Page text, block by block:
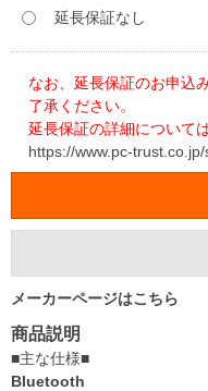
延長保証なし
なお、延長保証のお申込
了承ください。
延長保証の詳細について
https://www.pc-
メーカーページはこちら
商品説明
■主な仕様■
Bluetooth